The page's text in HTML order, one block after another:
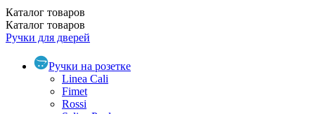
Каталог товаров
Каталог товаров
Ручки для дверей
Ручки на розетке
Linea Cali
Fimet
Rossi